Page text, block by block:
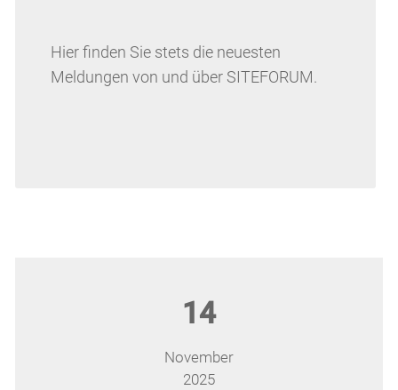
Hier finden Sie stets die neuesten
Meldungen von und über SITEFORUM.
14
November
2025